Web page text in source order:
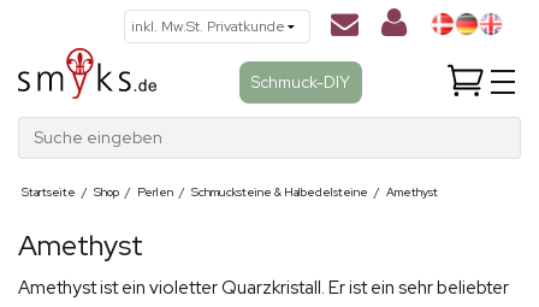
Schmuck-DIY
Suche eingeben
Startseite / Shop / Perlen / Schmucksteine & Halbedelsteine / Amethyst
Amethyst
Amethyst ist ein violetter Quarzkristall. Er ist ein sehr beliebter